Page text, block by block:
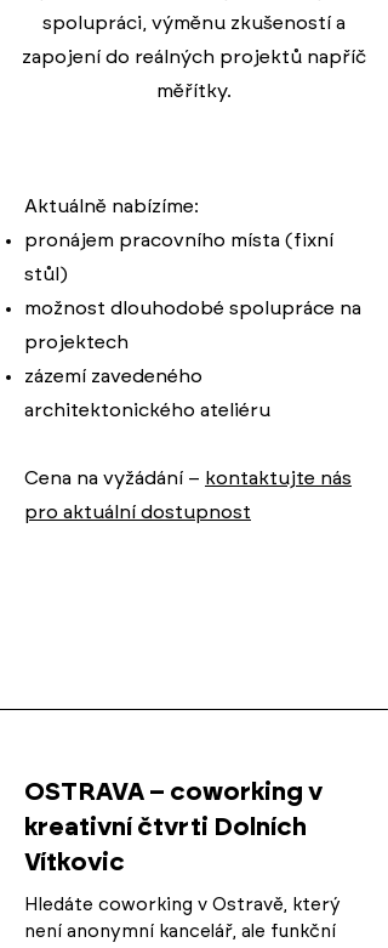
spolupráci, výměnu zkušeností a
zapojení do reálných projektů napříč
měřítky.
Aktuálně nabízíme:
pronájem pracovního místa (fixní
stůl)
možnost dlouhodobé spolupráce na
projektech
zázemí zavedeného
architektonického ateliéru
Cena na vyžádání – kontaktujte nás
pro aktuální dostupnost
OSTRAVA – coworking v
kreativní čtvrti Dolních
Vítkovic
Hledáte coworking v Ostravě, který
není anonymní kancelář, ale funkční